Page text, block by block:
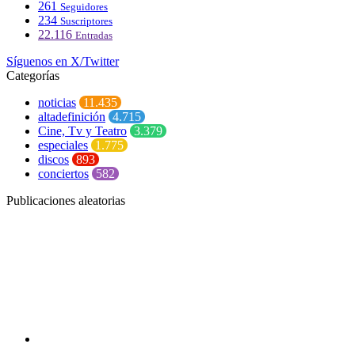
261 Seguidores
234 Suscriptores
22.116 Entradas
Síguenos en X/Twitter
Categorías
noticias 11.435
altadefinición 4.715
Cine, Tv y Teatro 3.379
especiales 1.775
discos 893
conciertos 582
Publicaciones aleatorias